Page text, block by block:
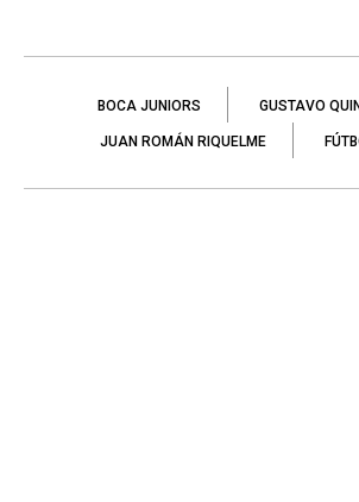
BOCA JUNIORS GUSTAVO
JUAN ROMÁN RIQUELME